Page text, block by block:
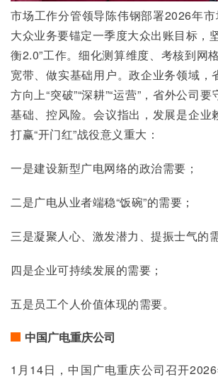
市场工作分管领导陈伟钢部署2026年市
大众业务要锚定一季度大众出账目标，
衡2.0”工作。细化测算维度、考核到网
宽带、做实基础用户。政企业务领域，
方向上“突破”“深耕”“运营”，省外公司
基础、控风险。会议指出，发展是企业
打赢“开门红”战役意义重大：
一是建设新型广电网络的政治需要；
二是广电从业者端稳“饭碗”的需要；
三是凝聚人心、激发潜力、提振士气的
四是企业可持续发展的需要；
五是员工个人价值体现的需要。
中国广电重庆公司
1月14日，中国广电重庆公司召开